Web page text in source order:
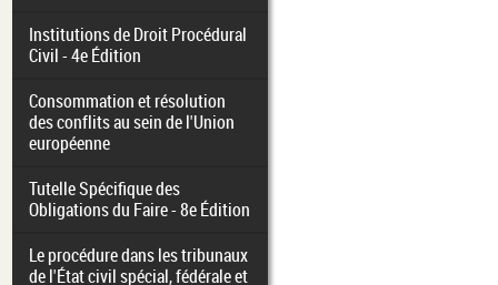
Institutions de Droit Procédural
Civil - 4e Édition
Consommation et résolution
des conflits au sein de l'Union
européenne
Tutelle Spécifique des
Obligations du Faire - 8e Édition
Le procédure dans les tribunaux
de l'État civil spécial, fédérale et